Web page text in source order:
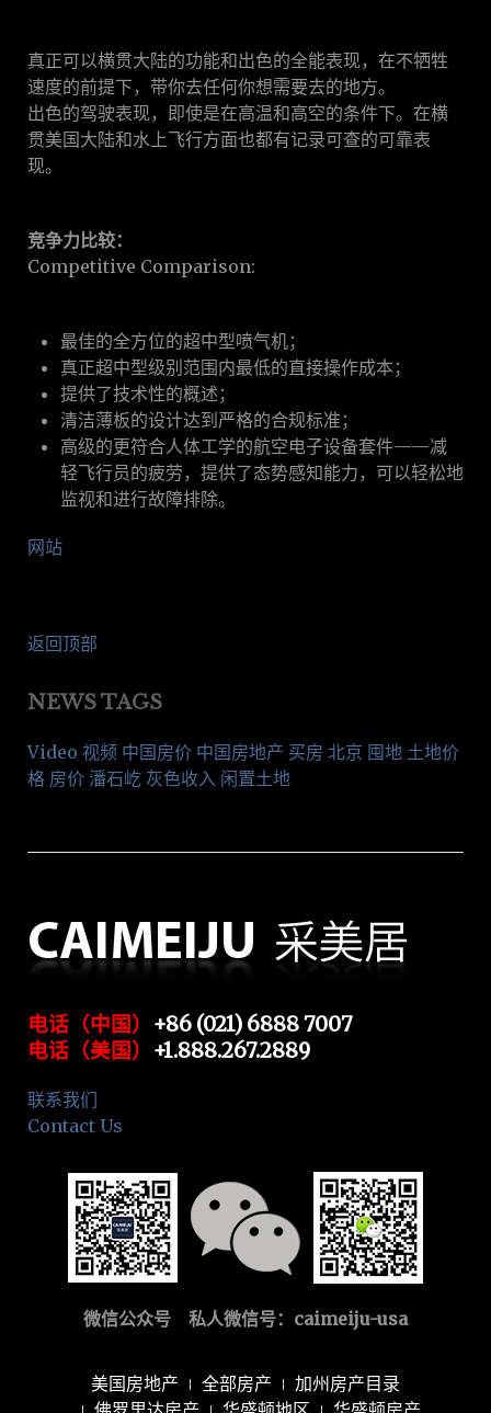
真正可以横贯大陆的功能和出色的全能表现，在不牺牲
速度的前提下，带你去任何你想需要去的地方。
出色的驾驶表现，即使是在高温和高空的条件下。在横
贯美国大陆和水上飞行方面也都有记录可查的可靠表
现。
竞争力比较：
Competitive Comparison:
最佳的全方位的超中型喷气机；
真正超中型级别范围内最低的直接操作成本；
提供了技术性的概述；
清洁薄板的设计达到严格的合规标准；
高级的更符合人体工学的航空电子设备套件——减
轻飞行员的疲劳，提供了态势感知能力，可以轻松地
监视和进行故障排除。
网站
返回顶部
NEWS TAGS
Video 视频 中国房价 中国房地产 买房 北京 囤地 土地价
格 房价 潘石屹 灰色收入 闲置土地
电话（中国） +86 (021) 6888 7007
电话（美国） +1.888.267.2889
联系我们
Contact Us
微信公众号 私人微信号： caimeiju-usa
美国房地产 全部房产
加州房产目录